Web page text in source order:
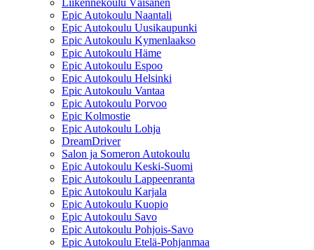
Epic Autokoulu Naantali
Epic Autokoulu Uusikaupunki
Epic Autokoulu Kymenlaakso
Epic Autokoulu Häme
Epic Autokoulu Espoo
Epic Autokoulu Helsinki
Epic Autokoulu Vantaa
Epic Autokoulu Porvoo
Epic Kolmostie
Epic Autokoulu Lohja
DreamDriver
Salon ja Someron Autokoulu
Epic Autokoulu Keski-Suomi
Epic Autokoulu Lappeenranta
Epic Autokoulu Karjala
Epic Autokoulu Kuopio
Epic Autokoulu Savo
Epic Autokoulu Pohjois-Savo
Epic Autokoulu Etelä-Pohjanmaa